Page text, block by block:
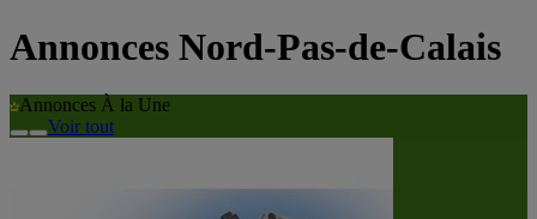
Annonces Nord-Pas-de-Calais
Annonces À la Une
Voir tout